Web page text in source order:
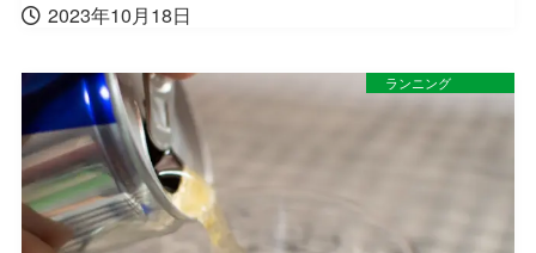
2023年10月18日
ランニング